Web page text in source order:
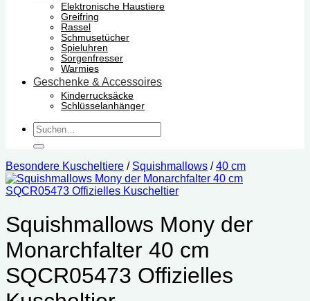
Elektronische Haustiere
Greifring
Rassel
Schmusetücher
Spieluhren
Sorgenfresser
Warmies
Geschenke & Accessoires
Kinderrucksäcke
Schlüsselanhänger
Suchen
nach:
Besondere Kuscheltiere / Squishmallows / 40 cm
Squishmallows Mony der
Monarchfalter 40 cm
SQCR05473 Offizielles